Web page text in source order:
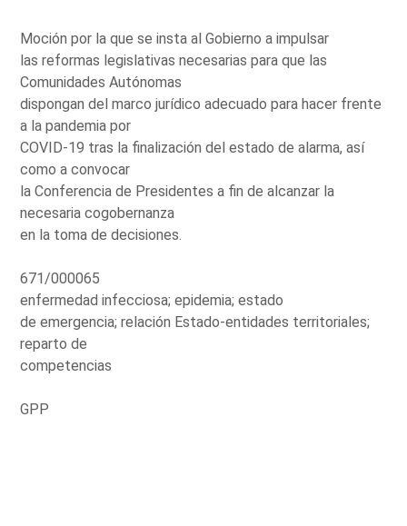
Moción por la que se insta al Gobierno a impulsar
las reformas legislativas necesarias para que las
Comunidades Autónomas
dispongan del marco jurídico adecuado para hacer frente
a la pandemia por
COVID-19 tras la finalización del estado de alarma, así
como a convocar
la Conferencia de Presidentes a fin de alcanzar la
necesaria cogobernanza
en la toma de decisiones.
671/000065
enfermedad infecciosa; epidemia; estado
de emergencia; relación Estado-entidades territoriales;
reparto de
competencias
GPP